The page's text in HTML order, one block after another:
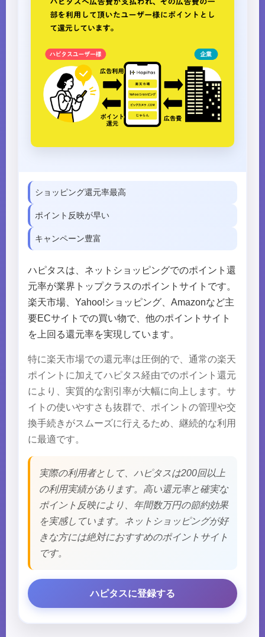
ショッピング還元率最高
ポイント反映が早い
キャンペーン豊富
ハピタスは、ネットショッピングでのポイント還
元率が業界トップクラスのポイントサイトです。
楽天市場、Yahoo!ショッピング、Amazonなど主
要ECサイトでの買い物で、他のポイントサイト
を上回る還元率を実現しています。
特に楽天市場での還元率は圧倒的で、通常の楽天
ポイントに加えてハピタス経由でのポイント還元
により、実質的な割引率が大幅に向上します。サ
イトの使いやすさも抜群で、ポイントの管理や交
換手続きがスムーズに行えるため、継続的な利用
に最適です。
実際の利用者として、ハピタスは200回以上
の利用実績があります。高い還元率と確実な
ポイント反映により、年間数万円の節約効果
を実感しています。ネットショッピングが好
きな方には絶対におすすめのポイントサイト
です。
ハピタスに登録する